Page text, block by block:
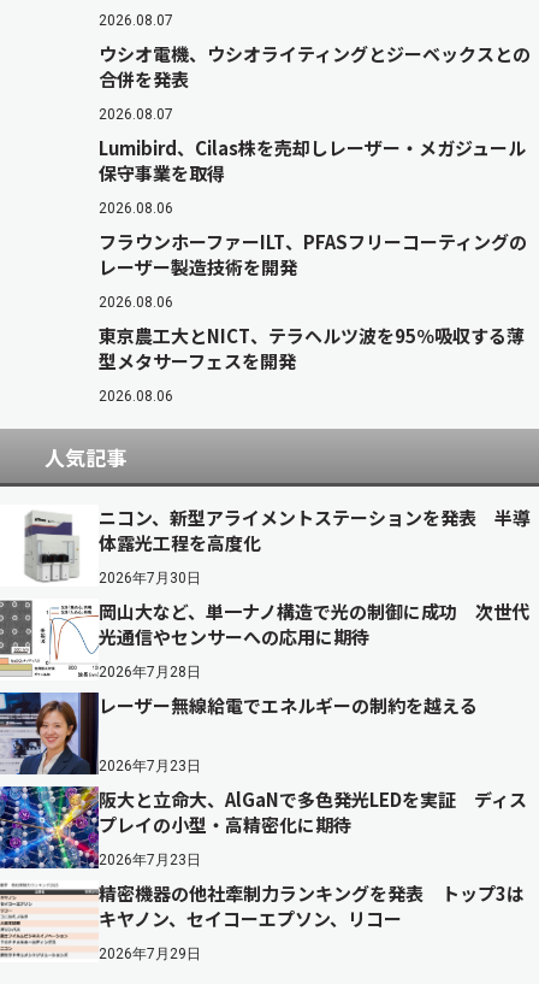
2026.08.07
ウシオ電機、ウシオライティングとジーベックスとの
合併を発表
2026.08.07
Lumibird、Cilas株を売却しレーザー・メガジュール
保守事業を取得
2026.08.06
フラウンホーファーILT、PFASフリーコーティングの
レーザー製造技術を開発
2026.08.06
東京農工大とNICT、テラヘルツ波を95％吸収する薄
型メタサーフェスを開発
2026.08.06
人気記事
ニコン、新型アライメントステーションを発表 半導
体露光工程を高度化
2026年7月30日
岡山大など、単一ナノ構造で光の制御に成功 次世代
光通信やセンサーへの応用に期待
2026年7月28日
レーザー無線給電でエネルギーの制約を越える
2026年7月23日
阪大と立命大、AlGaNで多色発光LEDを実証 ディス
プレイの小型・高精密化に期待
2026年7月23日
精密機器の他社牽制力ランキングを発表 トップ3は
キヤノン、セイコーエプソン、リコー
2026年7月29日